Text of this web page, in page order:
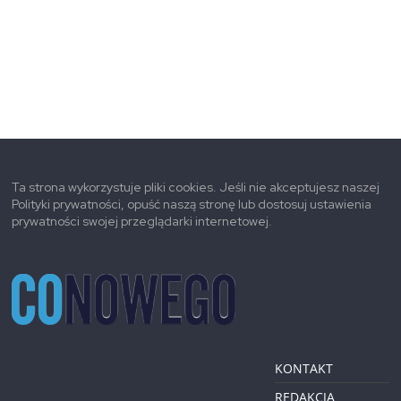
Ta strona wykorzystuje pliki cookies. Jeśli nie akceptujesz naszej
Polityki prywatności, opuść naszą stronę lub dostosuj ustawienia
prywatności swojej przeglądarki internetowej.
KONTAKT
REDAKCJA